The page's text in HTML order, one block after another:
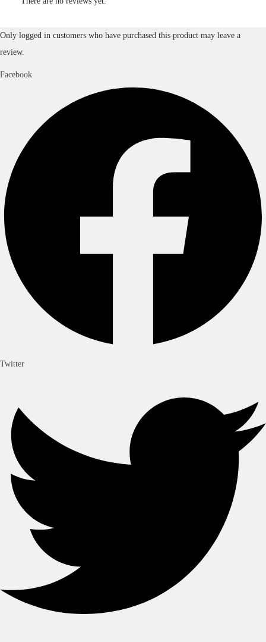
Only logged in customers who have purchased this product may leave a
review.
Facebook
Twitter